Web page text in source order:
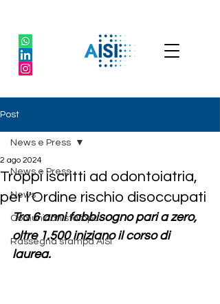
Post
News e Press
News
Comunicati stampa
Rassegna stampa AISI
News e Press
Troppi iscritti ad odontoiatria,
per l'Ordine rischio disoccupati
2 ago 2024
Tra 6 anni fabbisogno pari a zero,
oltre 1.500 iniziano il corso di
laurea.